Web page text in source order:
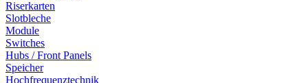
Riserkarten
Slotbleche
Module
Switches
Hubs / Front Panels
Speicher
Hochfrequenztechnik